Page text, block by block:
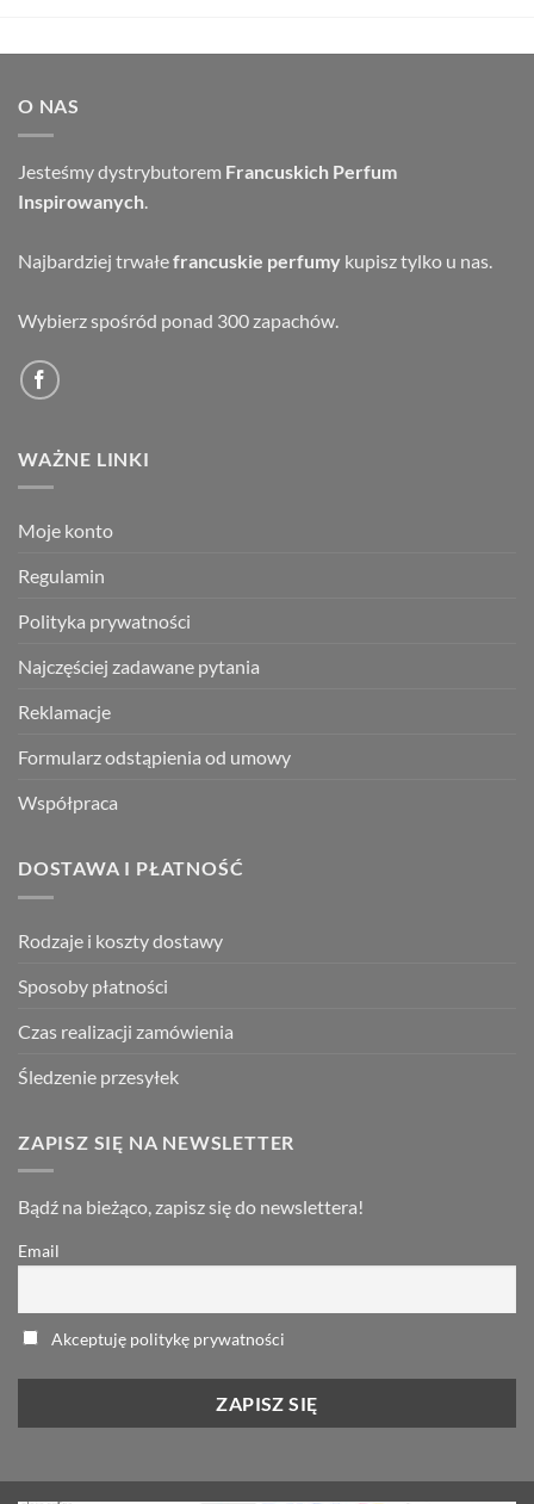
O NAS
Jesteśmy dystrybutorem Francuskich Perfum
Inspirowanych.
Najbardziej trwałefrancuskie perfumy kupisz tylko u nas.
Wybierz spośród ponad 300 zapachów.
WAŻNE LINKI
Moje konto
Regulamin
Polityka prywatności
Najczęściej zadawane pytania
Reklamacje
Formularz odstąpienia od umowy
Współpraca
DOSTAWA I PŁATNOŚĆ
Rodzaje i koszty dostawy
Sposoby płatności
Czas realizacji zamówienia
Śledzenie przesyłek
ZAPISZ SIĘ NA NEWSLETTER
Bądź na bieżąco, zapisz się do newslettera!
Email
Akceptuję politykę prywatności